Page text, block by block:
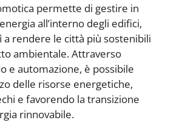
permette di gestire in
all’interno degli edifici,
a rendere le città più sostenibili
ambientale. Attraverso
e automazione, è possibile
delle risorse energetiche,
e favorendo la transizione
rinnovabile.